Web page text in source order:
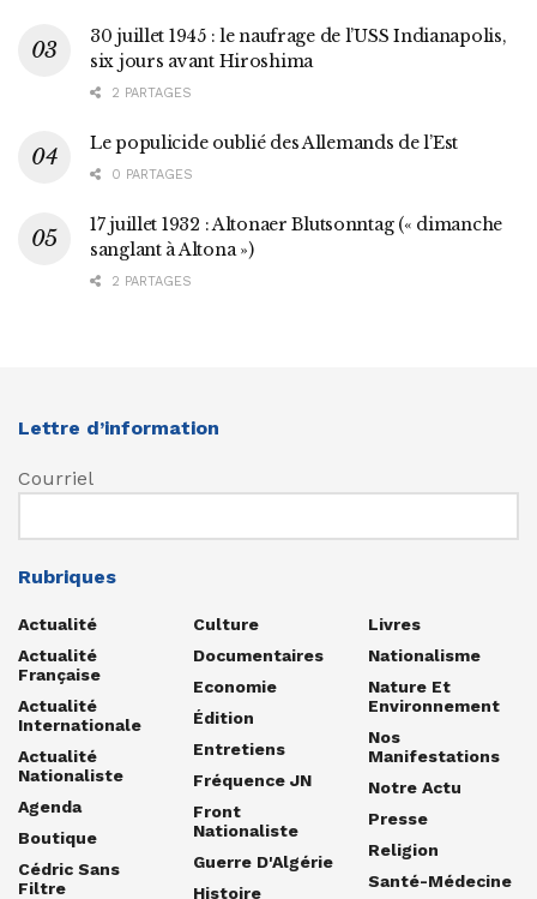
30 juillet 1945 : le naufrage de l’USS Indianapolis,
six jours avant Hiroshima
2 PARTAGES
Le populicide oublié des Allemands de l’Est
0 PARTAGES
17 juillet 1932 : Altonaer Blutsonntag (« dimanche
sanglant à Altona »)
2 PARTAGES
Lettre d’information
Courriel
Rubriques
Actualité
Actualité
Française
Actualité
Internationale
Actualité
Nationaliste
Agenda
Boutique
Cédric Sans
Filtre
Culture
Documentaires
Economie
Édition
Entretiens
Fréquence JN
Front
Nationaliste
Guerre D'Algérie
Histoire
Livres
Nationalisme
Nature Et
Environnement
Nos
Manifestations
Notre Actu
Presse
Religion
Santé-Médecine